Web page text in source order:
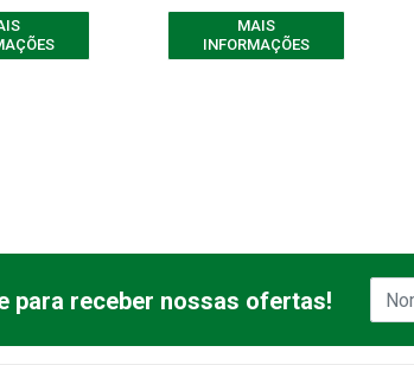
MAIS
INFORMAÇÕES
para receber nossas ofertas!